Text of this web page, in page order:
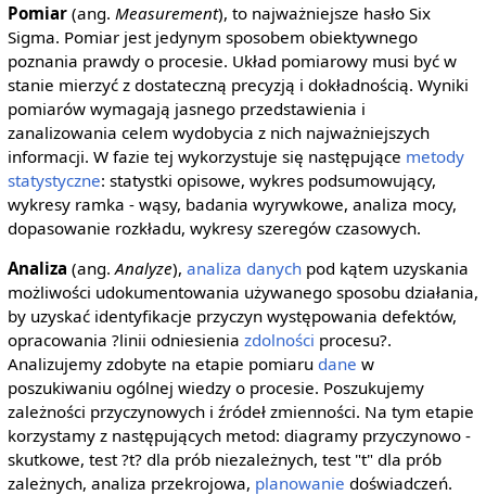
Pomiar(ang. Measurement), to najważniejsze hasło Six
Sigma. Pomiar jest jedynym sposobem obiektywnego
poznania prawdy o procesie. Układ pomiarowy musi być w
stanie mierzyć z dostateczną precyzją i dokładnością. Wyniki
pomiarów wymagają jasnego przedstawienia i
zanalizowania celem wydobycia z nich najważniejszych
informacji. W fazie tej wykorzystuje się następujące metody
statystyczne: statystki opisowe, wykres podsumowujący,
wykresy ramka - wąsy, badania wyrywkowe, analiza mocy,
dopasowanie rozkładu, wykresy szeregów czasowych.
Analiza (ang. Analyze), analiza danychpod kątem uzyskania
możliwości udokumentowania używanego sposobu działania,
by uzyskać identyfikacje przyczyn występowania defektów,
opracowania ?linii odniesienia zdolności procesu?.
Analizujemy zdobyte na etapie pomiaru dane w
poszukiwaniu ogólnej wiedzy o procesie. Poszukujemy
zależności przyczynowych i źródeł zmienności. Na tym etapie
korzystamy z następujących metod: diagramy przyczynowo -
skutkowe, test ?t? dla prób niezależnych, test "t" dla prób
zależnych, analiza przekrojowa, planowanie doświadczeń.